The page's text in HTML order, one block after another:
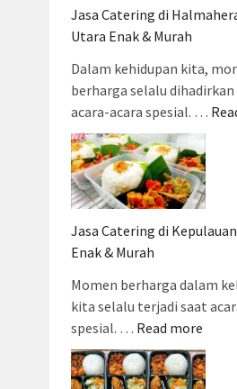
Jasa Catering di
Utara Enak & Murah
Dalam kehidupan kita,
berharga selalu
acara-acara spesial. …
Jasa Catering di
Enak & Murah
Momen berharga dalam
kita selalu terjadi saat
spesial. … Read more